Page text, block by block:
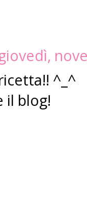
^_^
il blog!